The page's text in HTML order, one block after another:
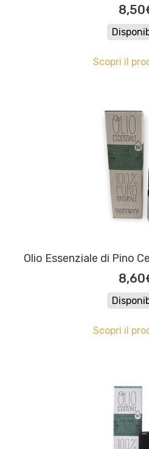
Scopri il
Olio Essenziale di Pino
Scopri il